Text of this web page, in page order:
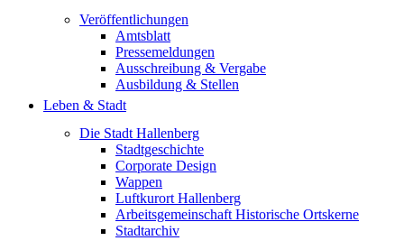
Veröffentlichungen
Amtsblatt
Pressemeldungen
Ausschreibung & Vergabe
Ausbildung & Stellen
Leben & Stadt
Die Stadt Hallenberg
Stadtgeschichte
Corporate Design
Wappen
Luftkurort Hallenberg
Arbeitsgemeinschaft Historische Ortskerne
Stadtarchiv